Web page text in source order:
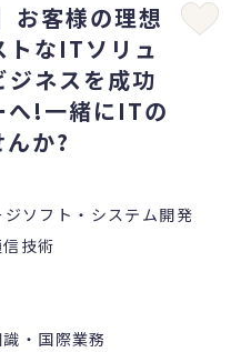
お客様の理想
トなITソリュ
ジネスを成功
へ!一緒にITの
か?
ソフト・システム開発
技術
・国際業務